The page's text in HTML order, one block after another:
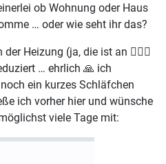
ob Wohnung oder Haus
… oder wie seht ihr das?
Heizung (ja, die ist an 🤷🏽‍♀️
… ehrlich 🙏 ich
ein kurzes Schläfchen
ich vorher hier und wünsche
viele Tage mit: